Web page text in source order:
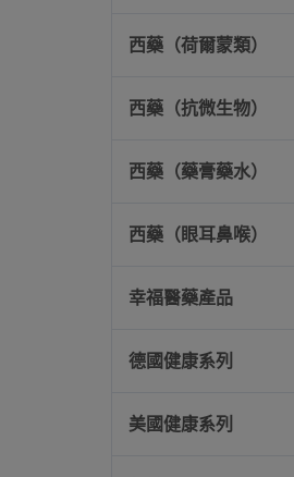
西藥（荷爾蒙類）
西藥（抗微生物）
西藥（藥膏藥水）
西藥（眼耳鼻喉）
幸福醫藥產品
德國健康系列
美國健康系列